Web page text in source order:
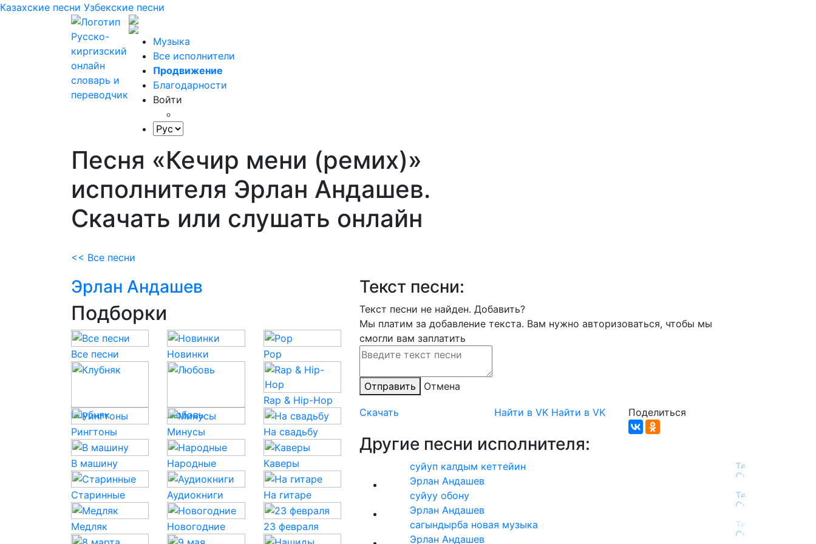
Казахские песни Узбекские песни
Музыка
Все исполнители
Продвижение
Благодарности
Войти
Песня «Кечир мени (ремих)»
исполнителя Эрлан Андашев.
Скачать или слушать онлайн
<< Все песни
Текст песни:
Текст песни не найден. Добавить?
Мы платим за добавление текста. Вам нужно авторизоваться, чтобы мы
смогли вам заплатить
Отправить Отмена
Скачать Найти в VK Найти в VK Поделиться
Другие песни исполнителя:
суйуп калдым кеттейин
Эрлан Андашев
суйуу обону
Эрлан Андашев
сагындырба новая музыка
Эрлан Андашев
Эрлан Андашев
Подборки
Все песни Новинки Pop
Клубняк Любовь
Rap & Hip-Hop
Рингтоны Минусы На свадьбу
В машину Народные Каверы
Старинные Аудиокниги На гитаре
Медляк Новогодние 23 февраля